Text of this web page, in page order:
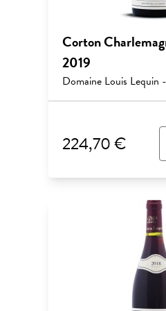
Corton
2019
Domaine Louis Lequin
224,70 €